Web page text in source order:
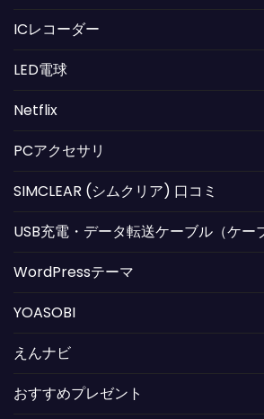
ICレコーダー
LED電球
Netflix
PCアクセサリ
SIMCLEAR (シムクリア) 口コミ
USB充電・データ転送ケーブル（ケー
WordPressテーマ
YOASOBI
えんナビ
おすすめプレゼント